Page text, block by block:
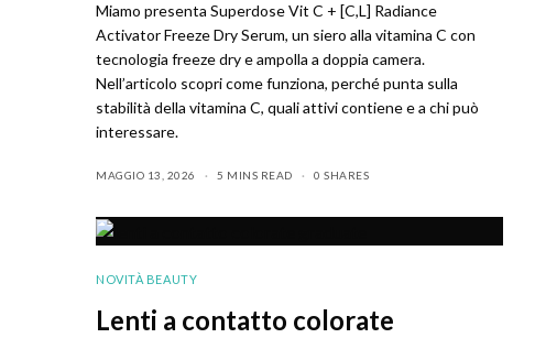
Miamo presenta Superdose Vit C + [C,L] Radiance
Activator Freeze Dry Serum, un siero alla vitamina C con
tecnologia freeze dry e ampolla a doppia camera.
Nell’articolo scopri come funziona, perché punta sulla
stabilità della vitamina C, quali attivi contiene e a chi può
interessare.
MAGGIO 13, 2026 5 MINS READ 0 SHARES
NOVITÀ BEAUTY
Lenti a contatto colorate